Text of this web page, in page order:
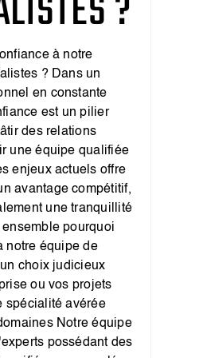
à notre
? Dans un
en constante
est un pilier
des relations
une équipe qualifiée
enjeux actuels offre
avantage compétitif,
une tranquillité
pourquoi
notre équipe de
choix judicieux
ou vos projets
spécialité avérée
Notre équipe
possédant des